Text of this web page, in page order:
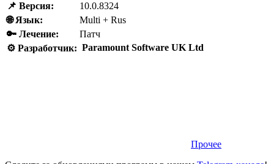
📌 Версия:
10.0.8324
🌐 Язык:
Multi + Rus
🔑 Лечение:
Патч
⚙️ Разработчик: Paramount Software UK Ltd
Прочее